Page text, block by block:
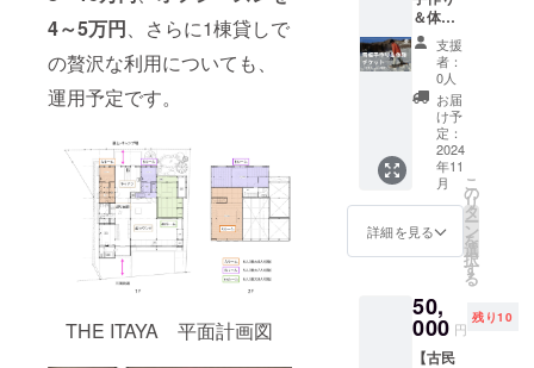
4～5万円、さらに1棟貸しで
の贅沢な利用についても、
運用予定です。
THE ITAYA 平面計画図
ござい
ます。
・相談
時間は3
時間程
度を想
定して
いま
す。 ・
日程は
後日
メール
決定さ
せてい
ただき
ターン
を支援
してく
れた方
は、宿
完成後
に宿泊
費100円
で予約
可能で
す。 ・
利用期
・支援
をいた
だいた
後に、
＆体験
チケッ
ト（冬
季シー
ズン限
定）】
・ス
ノーア
クティ
ビティ
の原始
的な遊
びであ
る、
板」作
りを行
い、
バック
支援
者：
0人
お届
け予
定：
2024
年11
月
詳細を見る
こ
の
リ
タ
ー
ン
を
選
択
す
る
50,
000 円
残り10
【古民